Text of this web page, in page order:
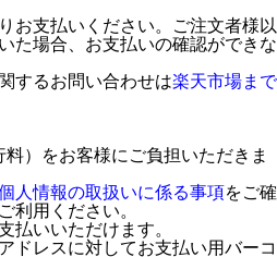
お支払いください。ご注文者様以
た場合、お支払いの確認ができな
するお問い合わせは楽天市場まで
料）をお客様にご負担いただきま
人情報の取扱いに係る事項をご確
利用ください。
払いいただけます。
ドレスに対してお支払い用バーコ